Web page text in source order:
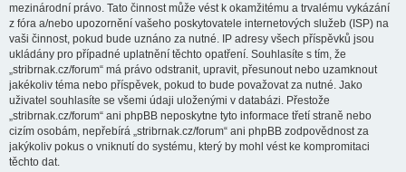
mezinárodní právo. Tato činnost může vést k okamžitému a trvalému vykázání
z fóra a/nebo upozornění vašeho poskytovatele internetových služeb (ISP) na
vaši činnost, pokud bude uznáno za nutné. IP adresy všech příspěvků jsou
ukládány pro případné uplatnění těchto opatření. Souhlasíte s tím, že
„stribrnak.cz/forum“ má právo odstranit, upravit, přesunout nebo uzamknout
jakékoliv téma nebo příspěvek, pokud to bude považovat za nutné. Jako
uživatel souhlasíte se všemi údaji uloženými v databázi. Přestože
„stribrnak.cz/forum“ ani phpBB neposkytne tyto informace třetí straně nebo
cizím osobám, nepřebírá „stribrnak.cz/forum“ ani phpBB zodpovědnost za
jakýkoliv pokus o vniknutí do systému, který by mohl vést ke kompromitaci
těchto dat.